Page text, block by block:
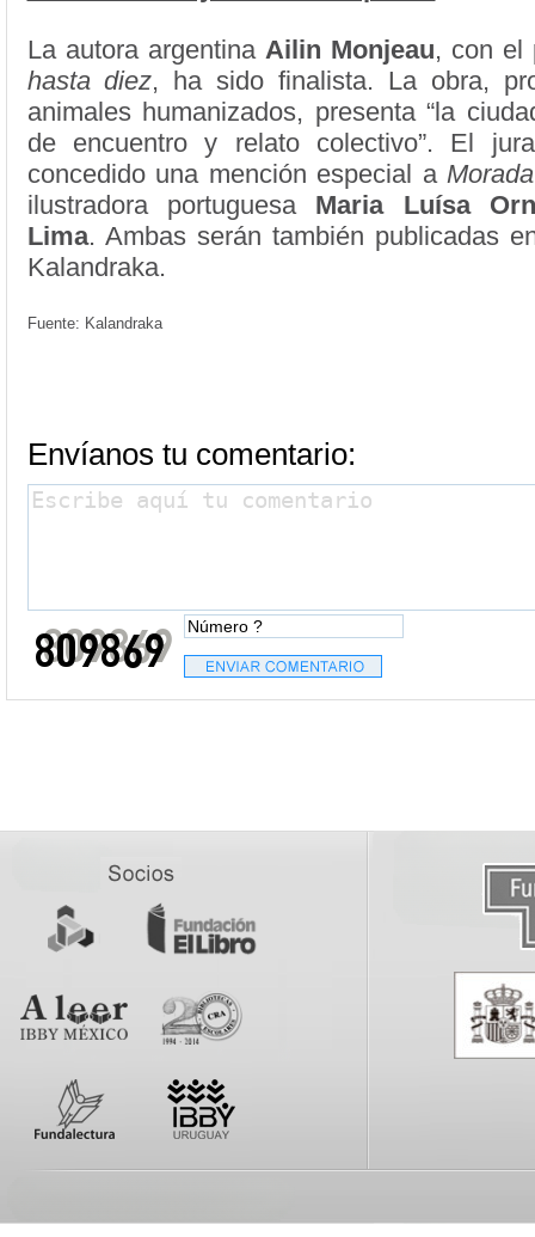
La autora argentina Ailin Monjeau, con el
hasta diez, ha sido finalista. La obra,
animales humanizados, presenta “la
de encuentro y relato colectivo”. El
concedido una mención especial aMorada
ilustradora portuguesa Maria Luísa
Lima. Ambas serán también publicadas
Kalandraka.
Fuente: Kalandraka
Envíanos tu comentario: